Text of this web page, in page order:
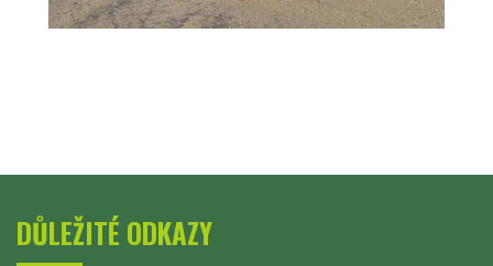
DŮLEŽITÉ ODKAZY